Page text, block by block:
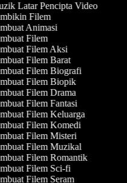
Latar Pencipta Video
Filem
Animasi
Filem
Filem Aksi
Filem Barat
Filem Biografi
Filem Biopik
Filem Drama
Filem Fantasi
Filem Keluarga
Filem Komedi
Filem Misteri
Filem Muzikal
Filem Romantik
Filem Sci-fi
Filem Seram